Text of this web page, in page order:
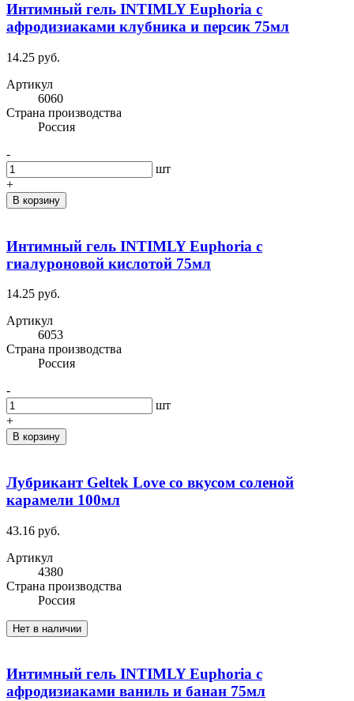
Интимный гель INTIMLY Euphoria с
афродизиаками клубника и персик 75мл
14.25 руб.
Артикул
6060
Cтрана производства
Россия
-
шт
+
В корзину
Интимный гель INTIMLY Euphoria с
гиалуроновой кислотой 75мл
14.25 руб.
Артикул
6053
Cтрана производства
Россия
-
шт
+
В корзину
Лубрикант Geltek Love со вкусом соленой
карамели 100мл
43.16 руб.
Артикул
4380
Cтрана производства
Россия
Нет в наличии
Интимный гель INTIMLY Euphoria с
афродизиаками ваниль и банан 75мл